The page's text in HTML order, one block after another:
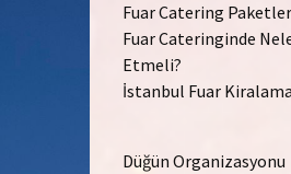
Fuar Catering
Fuar Cateringinde
Etmeli?
İstanbul Fuar
Düğün Organizasyonu